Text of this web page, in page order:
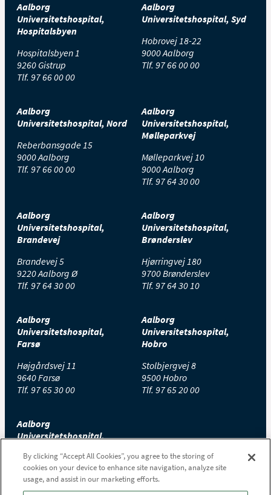
Aalborg
Universitetshospital,
Hospitalsbyen
Hospitalsbyen 1
9260 Gistrup
Tlf. 97 66 00 00
Aalborg
Universitetshospital, Syd
Hobrovej 18-22
9000 Aalborg
Tlf. 97 66 00 00
Aalborg
Universitetshospital, Nord
Reberbansgade 15
9000 Aalborg
Tlf. 97 66 00 00
Aalborg
Universitetshospital,
Mølleparkvej
Mølleparkvej 10
9000 Aalborg
Tlf. 97 64 30 00
Aalborg
Universitetshospital,
Brandevej
Brandevej 5
9220 Aalborg Ø
Tlf. 97 64 30 00
Aalborg
Universitetshospital,
Brønderslev
Hjørringvej 180
9700 Brønderslev
Tlf. 97 64 30 10
Aalborg
Universitetshospital,
Farsø
Højgårdsvej 11
9640 Farsø
Tlf. 97 65 30 00
Aalborg
Universitetshospital,
Hobro
Stolbjergvej 8
9500 Hobro
Tlf. 97 65 20 00
Aalborg
Universitetshospital,
Højtoftevej 2
7700 Thisted
By clicking “Accept All Cookies”, you agree to the storing of
cookies on your device to enhance site navigation, analyze site
usage, and assist in our marketing efforts.